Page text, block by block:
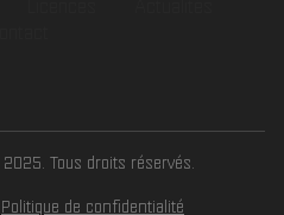
Tous droits réservés.
Politique de confidentialité